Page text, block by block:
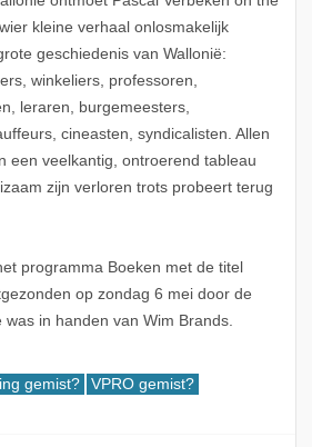
kleine verhaal onlosmakelijk
geschiedenis van Wallonië:
winkeliers, professoren,
leraren, burgemeesters,
cineasten, syndicalisten. Allen
een veelkantig, ontroerend tableau
zijn verloren trots probeert terug
programma Boeken met de titel
op zondag 6 mei door de
was in handen van Wim Brands.
gemist? VPRO gemist?